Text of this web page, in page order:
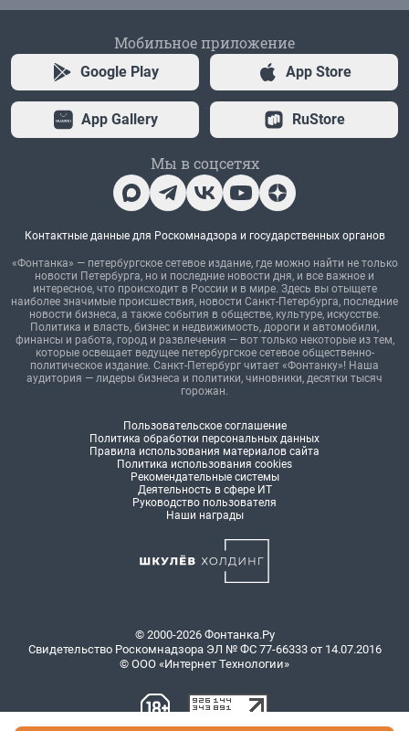
Мобильное приложение
Google Play App Store
App Gallery RuStore
Мы в соцсетях
Контактные данные для Роскомнадзора и государственных органов
«Фонтанка» — петербургское сетевое издание, где можно найти не только
новости Петербурга, но и последние новости дня, и все важное и
интересное, что происходит в России и в мире. Здесь вы отыщете
наиболее значимые происшествия, новости Санкт-Петербурга, последние
новости бизнеса, а также события в обществе, культуре, искусстве.
Политика и власть, бизнес и недвижимость, дороги и автомобили,
финансы и работа, город и развлечения — вот только некоторые из тем,
которые освещает ведущее петербургское сетевое общественно-
политическое издание. Санкт-Петербург читает «Фонтанку»! Наша
аудитория — лидеры бизнеса и политики, чиновники, десятки тысяч
горожан.
Пользовательское соглашение
Политика обработки персональных данных
Правила использования материалов сайта
Политика использования cookies
Рекомендательные системы
Деятельность в сфере ИТ
Руководство пользователя
Наши награды
© 2000-2026 Фонтанка.Ру
Свидетельство Роскомнадзора ЭЛ № ФС 77-66333 от 14.07.2016
© ООО «Интернет Технологии»